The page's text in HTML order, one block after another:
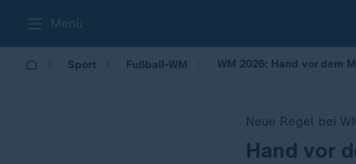
Menü
Sport Fußball-WM WM 2026: Hand vor dem
Neue Regel bei
:Hand vor